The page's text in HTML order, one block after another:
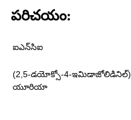
పరిచయం:
ఐఎన్‌సిఐ
(2,5-డయోక్సో-4-ఇమిడాజోలిడినిల్)
యూరియా